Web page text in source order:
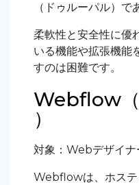
（ドゥルーパル）で
柔軟性と安全性に優
いる機能や拡張機能
すのは困難です。
Webflow
）
対象：Webデザイナ
Webflowは、ホステ